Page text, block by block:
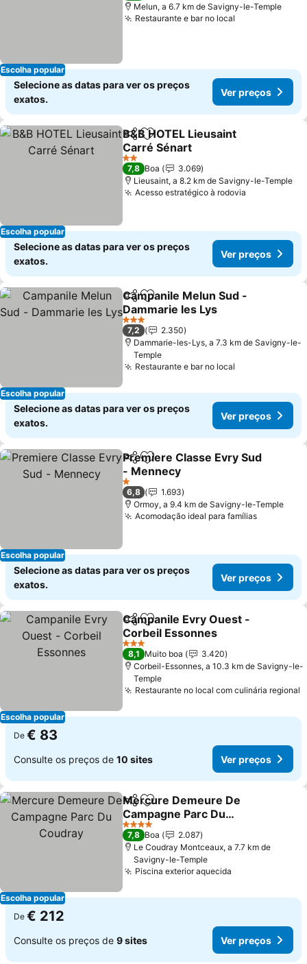
Escolha popular
Melun, a 6.7 km de Savigny-le-Temple
Restaurante e bar no local
Selecione as datas para ver os preços
exatos.
Ver preços
Escolha popular
PartilharAdicionar aos favoritos
B&B HOTEL Lieusaint
Carré Sénart
Ver preços
2 Estrelas
7,8 Boa
3.069
Lieusaint, a 8.2 km de Savigny-le-Temple
Acesso estratégico à rodovia
Selecione as datas para ver os preços
exatos.
Ver preços
Escolha popular
PartilharAdicionar aos favoritos
Campanile Melun Sud -
Dammarie les Lys
Ver preços
3 Estrelas
7,2
2.350
Dammarie-les-Lys, a 7.3 km de Savigny-le-
Temple
Restaurante e bar no local
Selecione as datas para ver os preços
exatos.
Ver preços
Escolha popular
PartilharAdicionar aos favoritos
Premiere Classe Evry Sud
- Mennecy
Ver preços
1 Estrelas
6,8
1.693
Ormoy, a 9.4 km de Savigny-le-Temple
Acomodação ideal para famíliasVer
Selecione as datas para ver os preços
exatos.
Ver preços
Escolha popular
PartilharAdicionar aos favoritos
Campanile Evry Ouest -
Corbeil Essonnes
Ver preços
3 Estrelas
8,1 Muito boa
3.420
Corbeil-Essonnes, a 10.3 km de Savigny-le-
Temple
Restaurante no local com culinária regional
De € 83
Consulte os preços de 10 sites Ver preços
Escolha popular
PartilharAdicionar aos favoritos
Mercure Demeure De
Campagne Parc Du
Coudray
Ver preços
4 Estrelas
7,8 Boa
2.087
Le Coudray Montceaux, a 7.7 km de
Savigny-le-Temple
Piscina exterior aquecida
De € 212
Consulte os preços de 9 sites Ver preços